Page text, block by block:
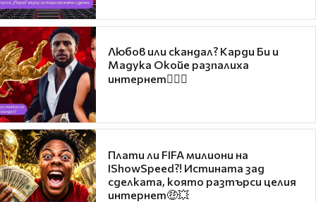
Любов или скандал? Карди Би и
Мадука Окойе разпалиха
интернет❤️‍🔥🔥
Плати ли FIFA милиони на
IShowSpeed?! Истината зад
сделката, която разтърси целия
интернет🤑💥